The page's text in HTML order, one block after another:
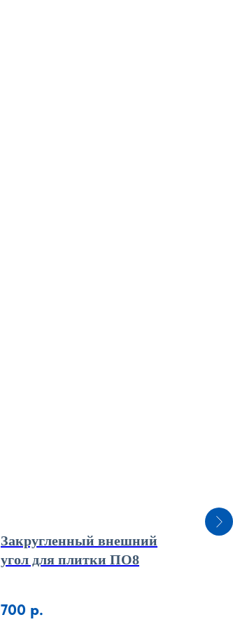
Закругленный внешний
угол для плитки ПО8
700 р.